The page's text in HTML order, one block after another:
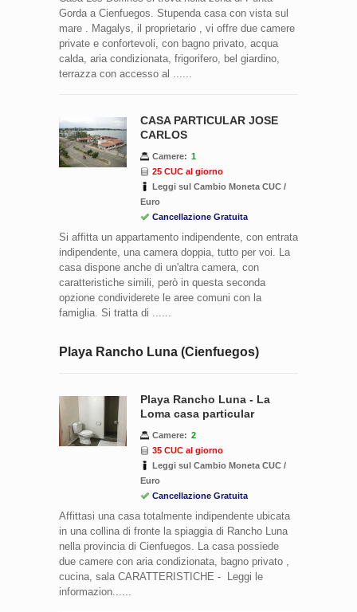
Gorda a Cienfuegos. Stupenda casa con vista sul
mare . Magalys, il proprietario , vi offre due camere
private e confortevoli, con bagno privato, acqua
calda, aria condizionata, frigorifero, bel giardino,
terrazza con accesso al ......
CASA PARTICULAR JOSE
CARLOS
Camere: 1
25 CUC al giorno
Leggi sul Cambio Moneta CUC /
Euro
Cancellazione Gratuita
Si affitta un appartamento indipendente, con entrata
indipendente, una camera doppia, tutto per voi. La
casa dispone anche di un'altra camera, con
caratteristiche simili, però in questa seconda
opzione condividerete le aree comuni con la
famiglia. Si tratta di ......
Playa Rancho Luna (Cienfuegos)
Playa Rancho Luna - La
Loma casa particular
Camere: 2
35 CUC al giorno
Leggi sul Cambio Moneta CUC /
Euro
Cancellazione Gratuita
Affittasi una casa totalmente indipendente ubicata
in una collina di fronte la spiaggia di Rancho Luna
nella provincia di Cienfuegos. La casa possiede
due camere con aria condizionata, bagno privato ,
cucina, sala CARATTERISTICHE - Leggi le
informazion......